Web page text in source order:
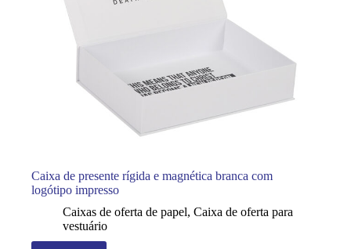
Caixa de presente rígida e magnética branca com
logótipo impresso
Caixas de oferta de papel, Caixa de oferta para
vestuário